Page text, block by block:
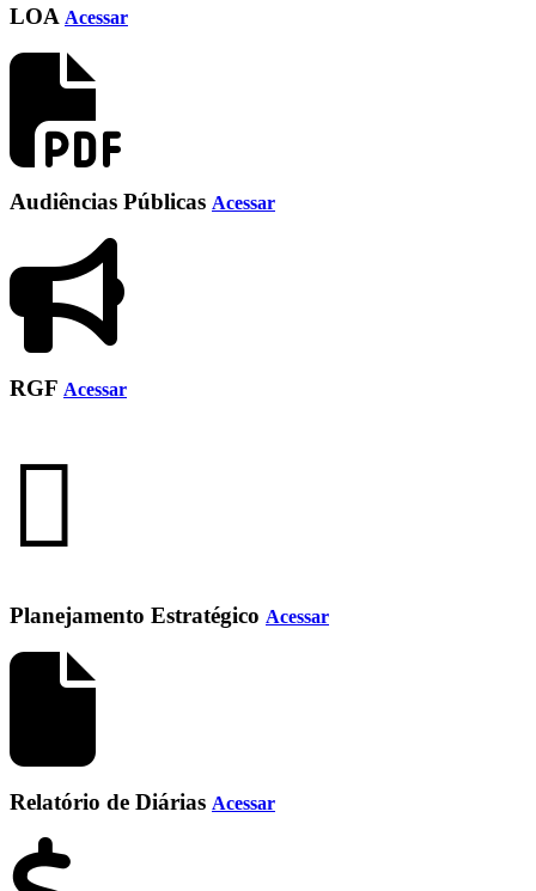
LOA Acessar
Audiências Públicas Acessar
RGF Acessar
Planejamento Estratégico Acessar
Relatório de Diárias Acessar